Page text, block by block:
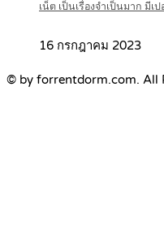
เน็ต เป็นเรื่องจำเป็นมาก มีเ
16 กรกฎาคม 2023
© by forrentdorm.com. All